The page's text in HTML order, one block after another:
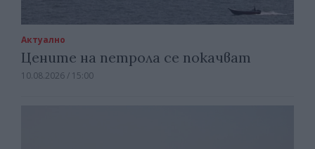
Актуално
Цените на петрола се покачват
10.08.2026 / 15:00